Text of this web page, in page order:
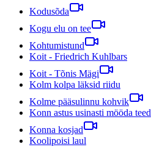
Kodusõda
Kogu elu on tee
Kohtumistund
Koit - Friedrich Kuhlbars
Koit - Tõnis Mägi
Kolm kolpa läksid riidu
Kolme pääsulinnu kohvik
Konn astus usinasti mööda teed
Konna kosjad
Koolipoisi laul